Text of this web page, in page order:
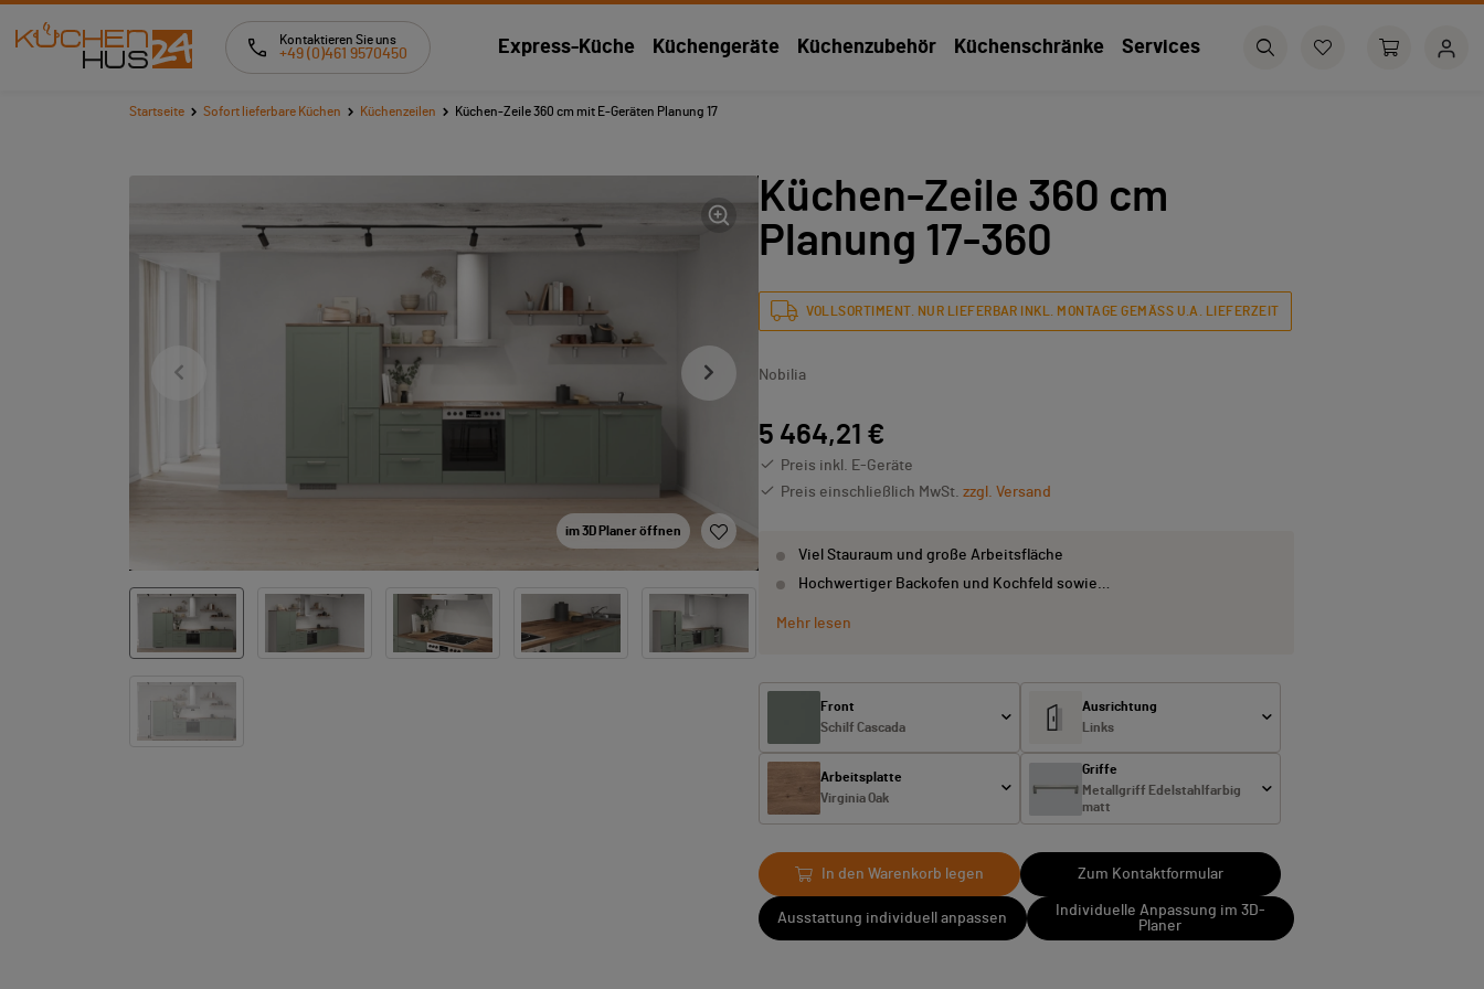
Kontaktieren Sie uns
+49 (0)461 9570450 Express-Küche Küchengeräte Küchenzubehör Küchenschränke Services
Startseite Sofort lieferbare Küchen Küchenzeilen Küchen-Zeile 360 cm mit E-Geräten Planung 17
im 3D Planer öffnen
Küchen-Zeile 360 cm
Planung 17-360
VOLLSORTIMENT. NUR LIEFERBAR INKL. MONTAGE GEMÄSS U.A. LIEFERZEIT
Nobilia
5 464,21 €
Preis inkl. E-Geräte
Preis einschließlich MwSt. zzgl. Versand
Viel Stauraum und große Arbeitsfläche
Hochwertiger Backofen und Kochfeld sowie…
Mehr lesen
Front
Schilf Cascada
Ausrichtung
Links
Arbeitsplatte
Virginia Oak
Griffe
Metallgriff Edelstahlfarbig
matt
In den Warenkorb legen Zum Kontaktformular
Ausstattung individuell anpassen
Individuelle Anpassung im 3D-
Planer